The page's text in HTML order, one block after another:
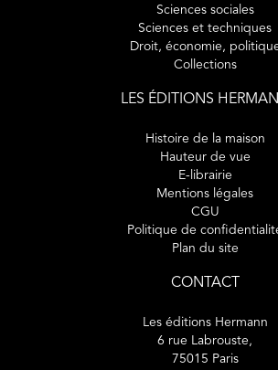
Sciences sociales
Sciences et techniques
Droit, économie,
Collections
LES ÉDITIONS
Histoire de la maison
Hauteur de vue
E-librairie
Mentions légales
CGU
Politique de
Plan du site
CONTACT
Les éditions Hermann
6 rue Labrouste,
75015 Paris